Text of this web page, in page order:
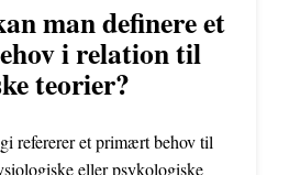
man definere et
i relation til
teorier?
refererer et primært behov til
eller psykologiske